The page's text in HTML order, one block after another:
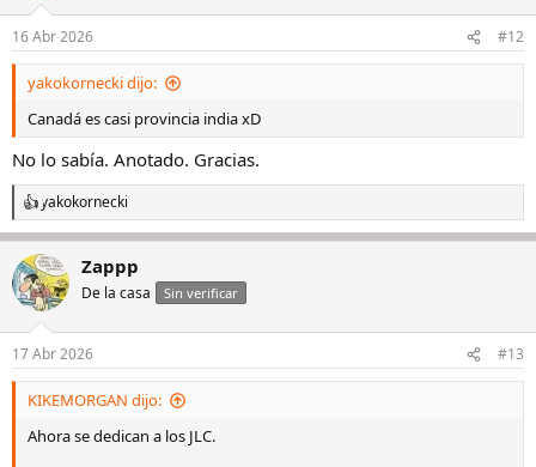
e
s
16 Abr 2026 #12
yakokornecki dijo:
Canadá es casi provincia india xD
No lo sabía. Anotado. Gracias.
R
e
a
c
c
i
e
s
yakokornecki
Zappp
De la casa Sin verificar
17 Abr 2026 #13
KIKEMORGAN dijo:
Ahora se dedican a los JLC.